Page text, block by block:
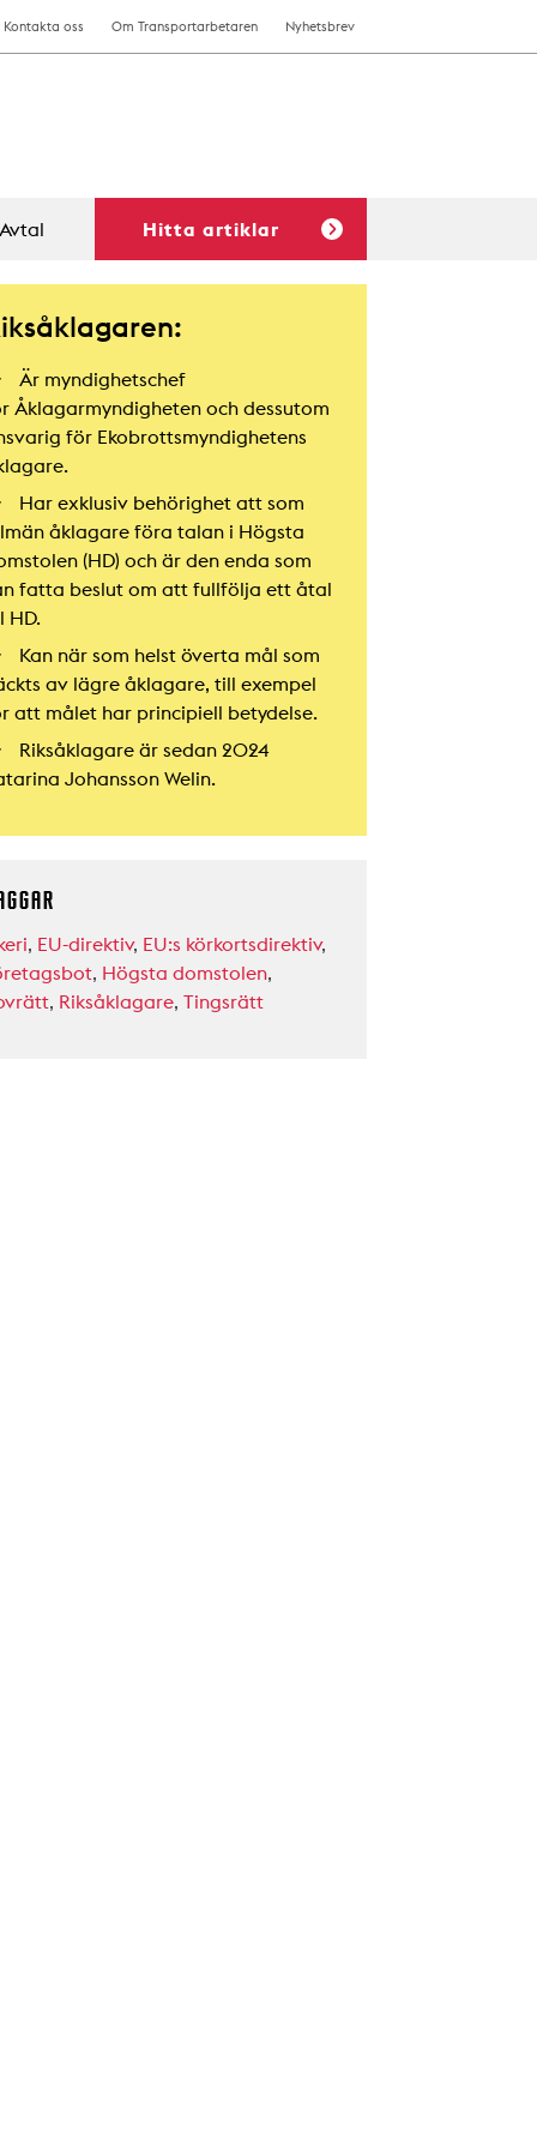
Kontakta oss Om Transportarbetaren Nyhetsbrev
Hitta artiklar
Är myndighetschef
Åklagarmyndigheten och dessutom
för Ekobrottsmyndighetens
Har exklusiv behörighet att som
åklagare föra talan i Högsta
(HD) och är den enda som
fatta beslut om att fullfölja ett åtal
HD.
Kan när som helst överta mål som
av lägre åklagare, till exempel
att målet har principiell betydelse.
Riksåklagare är sedan 2024
Johansson Welin.
, EU-direktiv, EU:s körkortsdirektiv,
, Högsta domstolen,
, Riksåklagare, Tingsrätt